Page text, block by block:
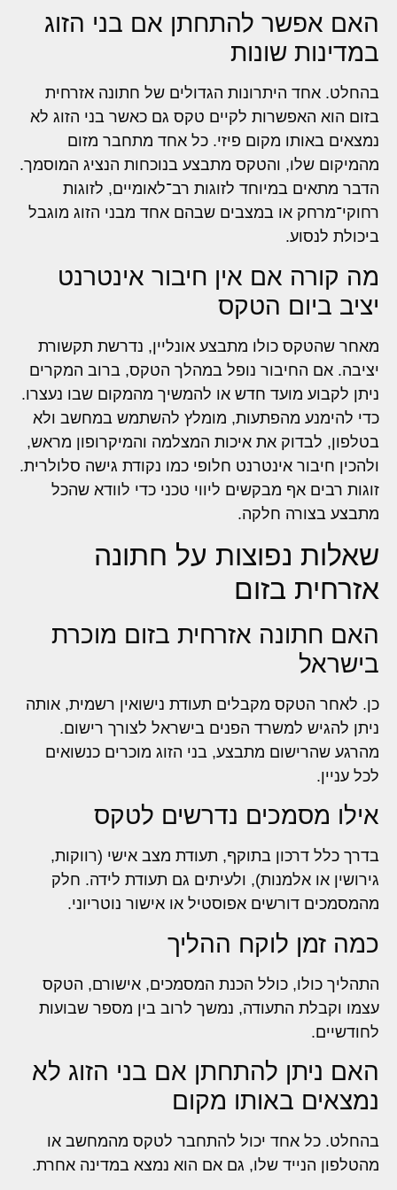
האם אפשר להתחתן אם בני הזוג
במדינות שונות
בהחלט. אחד היתרונות הגדולים של חתונה אזרחית
בזום הוא האפשרות לקיים טקס גם כאשר בני הזוג לא
נמצאים באותו מקום פיזי. כל אחד מתחבר מזום
מהמיקום שלו, והטקס מתבצע בנוכחות הנציג המוסמך.
הדבר מתאים במיוחד לזוגות רב־לאומיים, לזוגות
רחוקי־מרחק או במצבים שבהם אחד מבני הזוג מוגבל
ביכולת לנסוע.
מה קורה אם אין חיבור אינטרנט
יציב ביום הטקס
מאחר שהטקס כולו מתבצע אונליין, נדרשת תקשורת
יציבה. אם החיבור נופל במהלך הטקס, ברוב המקרים
ניתן לקבוע מועד חדש או להמשיך מהמקום שבו נעצרו.
כדי להימנע מהפתעות, מומלץ להשתמש במחשב ולא
בטלפון, לבדוק את איכות המצלמה והמיקרופון מראש,
ולהכין חיבור אינטרנט חלופי כמו נקודת גישה סלולרית.
זוגות רבים אף מבקשים ליווי טכני כדי לוודא שהכל
מתבצע בצורה חלקה.
שאלות נפוצות על חתונה
אזרחית בזום
האם חתונה אזרחית בזום מוכרת
בישראל
כן. לאחר הטקס מקבלים תעודת נישואין רשמית, אותה
ניתן להגיש למשרד הפנים בישראל לצורך רישום.
מהרגע שהרישום מתבצע, בני הזוג מוכרים כנשואים
לכל עניין.
אילו מסמכים נדרשים לטקס
בדרך כלל דרכון בתוקף, תעודת מצב אישי (רווקות,
גירושין או אלמנות), ולעיתים גם תעודת לידה. חלק
מהמסמכים דורשים אפוסטיל או אישור נוטריוני.
כמה זמן לוקח ההליך
התהליך כולו, כולל הכנת המסמכים, אישורם, הטקס
עצמו וקבלת התעודה, נמשך לרוב בין מספר שבועות
לחודשיים.
האם ניתן להתחתן אם בני הזוג לא
נמצאים באותו מקום
בהחלט. כל אחד יכול להתחבר לטקס מהמחשב או
מהטלפון הנייד שלו, גם אם הוא נמצא במדינה אחרת.